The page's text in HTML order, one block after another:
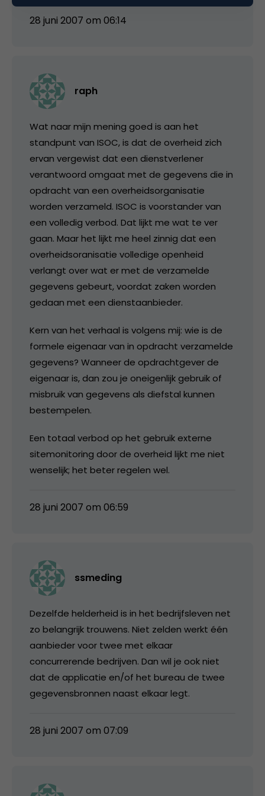
28 juni 2007 om 06:14
raph
Wat naar mijn mening goed is aan het
standpunt van ISOC, is dat de overheid zich
ervan vergewist dat een dienstverlener
verantwoord omgaat met de gegevens die in
opdracht van een overheidsorganisatie
worden verzameld. ISOC is voorstander van
een volledig verbod. Dat lijkt me wat te ver
gaan. Maar het lijkt me heel zinnig dat een
overheidsoranisatie volledige openheid
verlangt over wat er met de verzamelde
gegevens gebeurt, voordat zaken worden
gedaan met een dienstaanbieder.
Kern van het verhaal is volgens mij: wie is de
formele eigenaar van in opdracht verzamelde
gegevens? Wanneer de opdrachtgever de
eigenaar is, dan zou je oneigenlijk gebruik of
misbruik van gegevens als diefstal kunnen
bestempelen.
Een totaal verbod op het gebruik externe
sitemonitoring door de overheid lijkt me niet
wenselijk; het beter regelen wel.
28 juni 2007 om 06:59
ssmeding
Dezelfde helderheid is in het bedrijfsleven net
zo belangrijk trouwens. Niet zelden werkt één
aanbieder voor twee met elkaar
concurrerende bedrijven. Dan wil je ook niet
dat de applicatie en/of het bureau de twee
gegevensbronnen naast elkaar legt.
28 juni 2007 om 07:09